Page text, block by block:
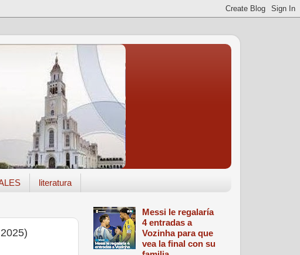
literatura
Messi le regalaría
4 entradas a
Vozinha para que
vea la final con su